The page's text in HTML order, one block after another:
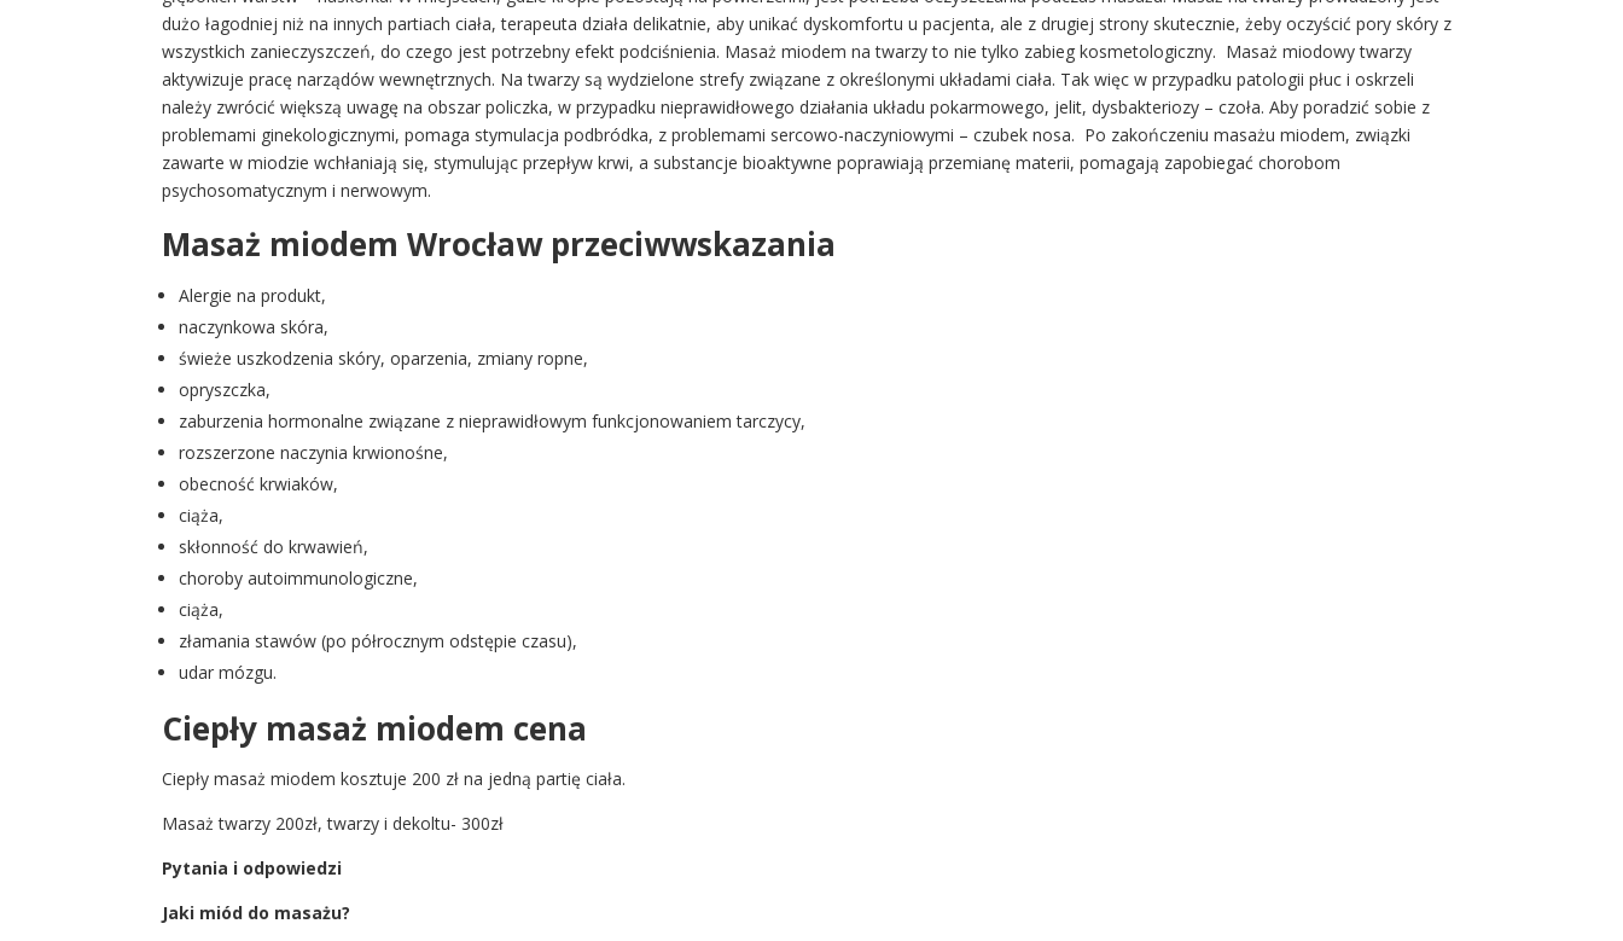
dużo łagodniej niż na innych partiach ciała, terapeuta działa delikatnie, aby unikać dyskomfortu u pacjenta, ale z drugiej strony skutecznie, żeby oczyścić pory skóry z
wszystkich zanieczyszczeń, do czego jest potrzebny efekt podciśnienia. Masaż miodem na twarzy to nie tylko zabieg kosmetologiczny. Masaż miodowy twarzy
aktywizuje pracę narządów wewnętrznych. Na twarzy są wydzielone strefy związane z określonymi układami ciała. Tak więc w przypadku patologii płuc i oskrzeli
należy zwrócić większą uwagę na obszar policzka, w przypadku nieprawidłowego działania układu pokarmowego, jelit, dysbakteriozy – czoła. Aby poradzić sobie z
problemami ginekologicznymi, pomaga stymulacja podbródka, z problemami sercowo-naczyniowymi – czubek nosa. Po zakończeniu masażu miodem, związki
zawarte w miodzie wchłaniają się, stymulując przepływ krwi,a substancje bioaktywne poprawiają przemianę materii, pomagają zapobiegać chorobom
psychosomatycznym i nerwowym.
Masaż miodem Wrocław przeciwwskazania
Alergie na produkt,
naczynkowa skóra,
świeże uszkodzenia skóry, oparzenia, zmiany ropne,
opryszczka,
zaburzenia hormonalne związane z nieprawidłowym funkcjonowaniem tarczycy,
rozszerzone naczynia krwionośne,
obecność krwiaków,
ciąża,
skłonność do krwawień,
choroby autoimmunologiczne,
ciąża,
złamania stawów (po półrocznym odstępie czasu),
udar mózgu.
Ciepły masaż miodem cena
Ciepły masaż miodem kosztuje 200 zł na jedną partię ciała.
Masaż twarzy 200zł, twarzy i dekoltu- 300zł
Pytania i odpowiedzi
Jaki miód do masażu?